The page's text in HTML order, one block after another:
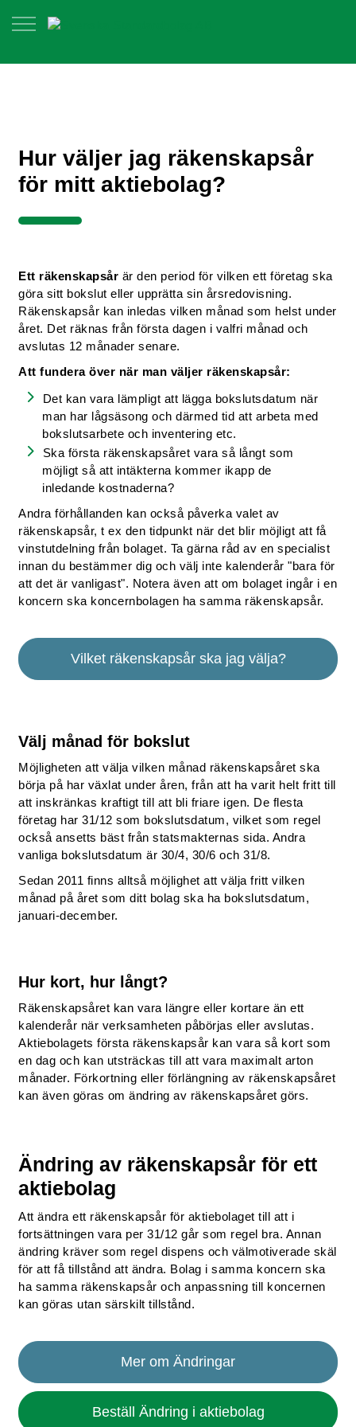
Hur väljer jag räkenskapsår
för mitt aktiebolag?
Ett räkenskapsår är den period för vilken ett företag ska
göra sitt bokslut eller upprätta sin årsredovisning.
Räkenskapsår kan inledas vilken månad som helst under
året. Det räknas från första dagen i valfri månad och
avslutas 12 månader senare.
Att fundera över när man väljer räkenskapsår:
Det kan vara lämpligt att lägga bokslutsdatum när
man har lågsäsong och därmed tid att arbeta med
bokslutsarbete och inventering etc.
Ska första räkenskapsåret vara så långt som
möjligt så att intäkterna kommer ikapp de
inledande kostnaderna?
Andra förhållanden kan också påverka valet av
räkenskapsår, t ex den tidpunkt när det blir möjligt att få
vinstutdelning från bolaget. Ta gärna råd av en specialist
innan du bestämmer dig och välj inte kalenderår "bara för
att det är vanligast". Notera även att om bolaget ingår i en
koncern ska koncernbolagen ha samma räkenskapsår.
Vilket räkenskapsår ska jag välja?
Välj månad för bokslut
Möjligheten att välja vilken månad räkenskapsåret ska
börja på har växlat under åren, från att ha varit helt fritt till
att inskränkas kraftigt till att bli friare igen. De flesta
företag har 31/12 som bokslutsdatum, vilket som regel
också ansetts bäst från statsmakternas sida. Andra
vanliga bokslutsdatum är 30/4, 30/6 och 31/8.
Sedan 2011 finns alltså möjlighet att välja fritt vilken
månad på året som ditt bolag ska ha bokslutsdatum,
januari-december.
Hur kort, hur långt?
Räkenskapsåret kan vara längre eller kortare än ett
kalenderår när verksamheten påbörjas eller avslutas.
Aktiebolagets första räkenskapsår kan vara så kort som
en dag och kan utsträckas till att vara maximalt arton
månader. Förkortning eller förlängning av räkenskapsåret
kan även göras om ändring av räkenskapsåret görs.
Ändring av räkenskapsår för ett
aktiebolag
Att ändra ett räkenskapsår för aktiebolaget till att i
fortsättningen vara per 31/12 går som regel bra. Annan
ändring kräver som regel dispens och välmotiverade skäl
för att få tillstånd att ändra. Bolag i samma koncern ska
ha samma räkenskapsår och anpassning till koncernen
kan göras utan särskilt tillstånd.
Mer om Ändringar
Beställ Ändring i aktiebolag